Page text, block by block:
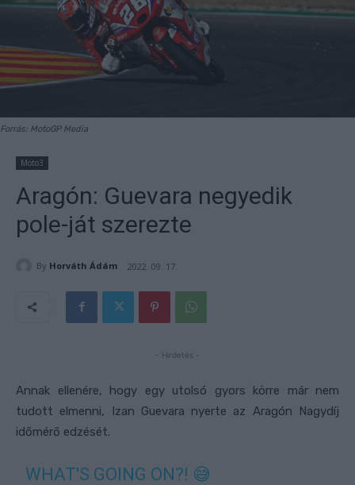
Forrás: MotoGP Media
Moto3
Aragón: Guevara negyedik
pole-ját szerezte
By Horváth Ádám 2022. 09. 17.
- Hirdetés -
Annak ellenére, hogy egy utolsó gyors körre már nem
tudott elmenni, Izan Guevara nyerte az Aragón Nagydíj
időmérő edzését.
WHAT'S GOING ON?! 😅